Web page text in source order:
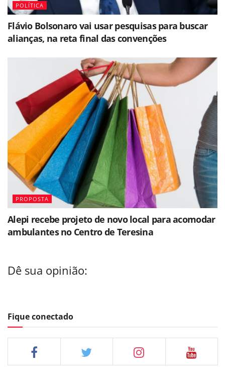
POLÍTICA
Flávio Bolsonaro vai usar pesquisas para buscar
alianças, na reta final das convenções
PROPOSTA
Alepi recebe projeto de novo local para acomodar
ambulantes no Centro de Teresina
Dê sua opinião:
Fique conectado